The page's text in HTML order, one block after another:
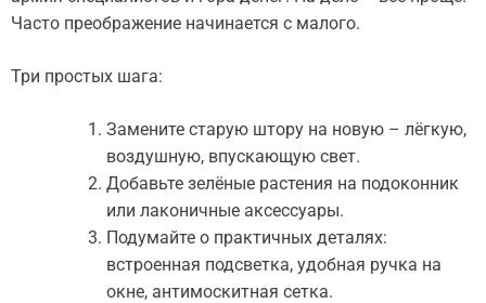
Часто преображение начинается с малого.
Три простых шага:
Замените старую штору на новую – лёгкую,
воздушную, впускающую свет.
Добавьте зелёные растения на подоконник
или лаконичные аксессуары.
Подумайте о практичных деталях:
встроенная подсветка, удобная ручка на
окне, антимоскитная сетка.